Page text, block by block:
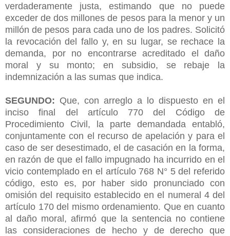
verdaderamente justa, estimando que no puede
exceder de dos millones de pesos para la menor y un
millón de pesos para cada uno de los padres. Solicitó
la revocación del fallo y, en su lugar, se rechace la
demanda, por no encontrarse acreditado el daño
moral y su monto; en subsidio, se rebaje la
indemnización a las sumas que indica.
SEGUNDO: Que, con arreglo a lo dispuesto en el
inciso final del artículo 770 del Código de
Procedimiento Civil, la parte demandada entabló,
conjuntamente con el recurso de apelación y para el
caso de ser desestimado, el de casación en la forma,
en razón de que el fallo impugnado ha incurrido en el
vicio contemplado en el artículo 768 N° 5 del referido
código, esto es, por haber sido pronunciado con
omisión del requisito establecido en el numeral 4 del
artículo 170 del mismo ordenamiento. Que en cuanto
al daño moral, afirmó que la sentencia no contiene
las consideraciones de hecho y de derecho que